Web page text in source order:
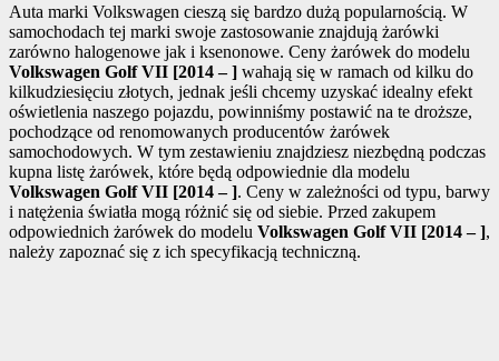
Auta marki Volkswagen cieszą się bardzo dużą popularnością. W
samochodach tej marki swoje zastosowanie znajdują żarówki
zarówno halogenowe jak i ksenonowe. Ceny żarówek do modelu
Volkswagen Golf VII [2014 – ] wahają się w ramach od kilku do
kilkudziesięciu złotych, jednak jeśli chcemy uzyskać idealny efekt
oświetlenia naszego pojazdu, powinniśmy postawić na te droższe,
pochodzące od renomowanych producentów żarówek
samochodowych. W tym zestawieniu znajdziesz niezbędną podczas
kupna listę żarówek, które będą odpowiednie dla modelu
Volkswagen Golf VII [2014 – ]. Ceny w zależności od typu, barwy
i natężenia światła mogą różnić się od siebie. Przed zakupem
odpowiednich żarówek do modelu Volkswagen Golf VII [2014 – ],
należy zapoznać się z ich specyfikacją techniczną.